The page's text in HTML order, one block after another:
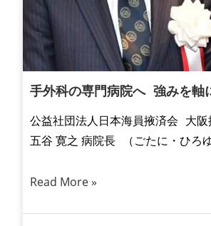
手外科の専門病院へ 強みを軸
公益社団法人日本海員掖済会 大
五谷 寛之 病院長 （ごたに・ひろゆ
Read More »